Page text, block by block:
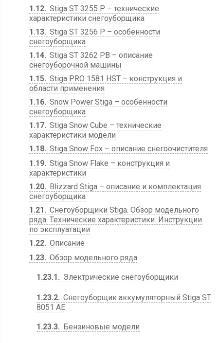
1.12 Stiga ST 3255 P – технические
характеристики снегоуборщика
1.13 Stiga ST 3256 P – особенности
снегоуборщика
1.14 Stiga ST 3262 PB – описание
снегоуборочной машины
1.15 Stiga PRO 1581 HST – конструкция и
области применения
1.16 Snow Power Stiga – особенности
снегоуборщика
1.17 Stiga Snow Cube – технические
характеристики модели
1.18 Stiga Snow Fox – описание снегоочистителя
1.19 Stiga Snow Flake – конструкция и
характеристики
1.20
Blizzard Stiga – описание и комплектация
снегоуборщика
1.21
Снегоуборщики Stiga. Обзор модельного
ряда. Технические характеристики. Инструкции
по эксплуатации
1.22 Описание
1.23 Обзор модельного ряда
1.23.1 Электрические снегоуборщики
1.23.2 Снегоуборщик аккумуляторный Stiga ST
8051 АЕ
1.23.3 Бензиновые модели